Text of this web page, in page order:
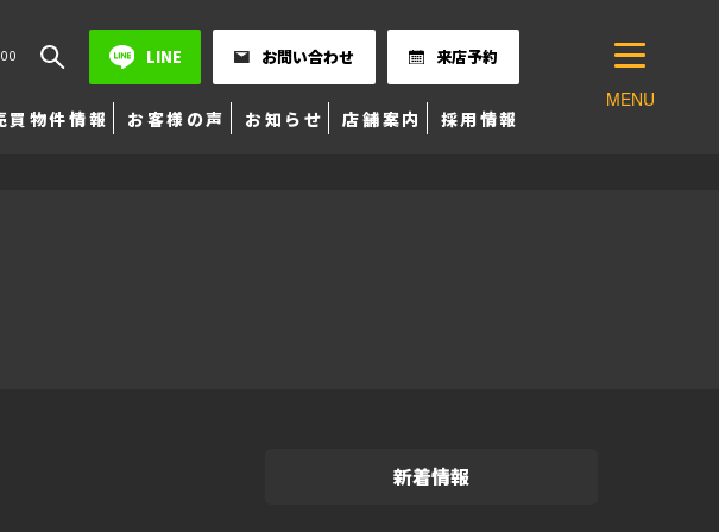
LINE お問い合わせ 来店予約
買物件情報 お客様の声 お知らせ 店舗案内 採用情報
MENU
新着情報